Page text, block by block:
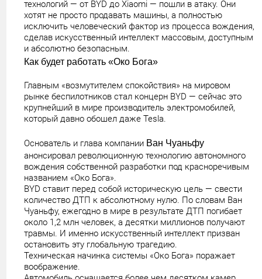
технологий — от BYD до Xiaomi — пошли в атаку. Они
хотят не просто продавать машины, а полностью
исключить человеческий фактор из процесса вождения,
сделав искусственный интеллект массовым, доступным
и абсолютно безопасным.
Как будет работать «Око Бога»
Главным «возмутителем спокойствия» на мировом
рынке беспилотников стал концерн BYD — сейчас это
крупнейший в мире производитель электромобилей,
который давно обошел даже Tesla.
Основатель и глава компании Ван Чуаньфу
анонсировал революционную технологию автономного
вождения собственной разработки под красноречивым
названием «Око Бога».
BYD ставит перед собой историческую цель — свести
количество ДТП к абсолютному нулю. По словам Ван
Чуаньфу, ежегодно в мире в результате ДТП погибает
около 1,2 млн человек, а десятки миллионов получают
травмы. И именно искусственный интеллект призван
остановить эту глобальную трагедию.
Техническая начинка системы «Око Бога» поражает
воображение.